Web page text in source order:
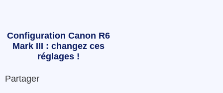
Configuration Canon R6
Mark III : changez ces
réglages !
Partager